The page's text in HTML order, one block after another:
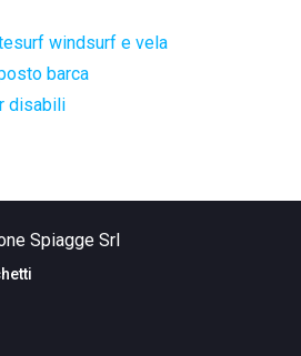
windsurf e vela
barca
disabili
Spiagge Srl